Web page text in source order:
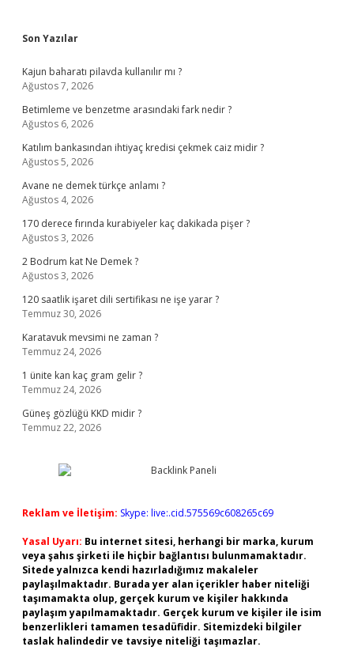
Sidebar
Son Yazılar
Kajun baharatı pilavda kullanılır mı ?
Ağustos 7, 2026
Betimleme ve benzetme arasındaki fark nedir ?
Ağustos 6, 2026
Katılım bankasından ihtiyaç kredisi çekmek caiz midir ?
Ağustos 5, 2026
Avane ne demek türkçe anlamı ?
Ağustos 4, 2026
170 derece fırında kurabiyeler kaç dakikada pişer ?
Ağustos 3, 2026
2 Bodrum kat Ne Demek ?
Ağustos 3, 2026
120 saatlik işaret dili sertifikası ne işe yarar ?
Temmuz 30, 2026
Karatavuk mevsimi ne zaman ?
Temmuz 24, 2026
1 ünite kan kaç gram gelir ?
Temmuz 24, 2026
Güneş gözlüğü KKD midir ?
Temmuz 22, 2026
Reklam ve İletişim: Skype: live:.cid.575569c608265c69
Yasal Uyarı: Bu internet sitesi, herhangi bir marka, kurum
veya şahıs şirketi ile hiçbir bağlantısı bulunmamaktadır.
Sitede yalnızca kendi hazırladığımız makaleler
paylaşılmaktadır. Burada yer alan içerikler haber niteliği
taşımamakta olup, gerçek kurum ve kişiler hakkında
paylaşım yapılmamaktadır. Gerçek kurum ve kişiler ile isim
benzerlikleri tamamen tesadüfidir. Sitemizdeki bilgiler
taslak halindedir ve tavsiye niteliği taşımazlar.